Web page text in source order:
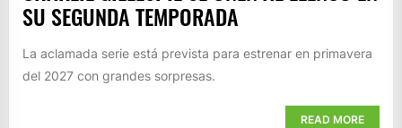
SU SEGUNDA TEMPORADA
La aclamada serie está prevista para estrenar en primavera
del 2027 con grandes sorpresas.
READ MORE